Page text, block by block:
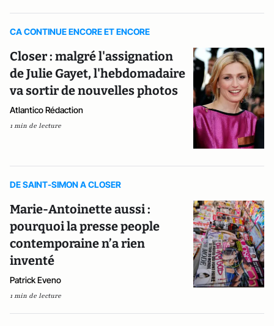
CA CONTINUE ENCORE ET ENCORE
Closer : malgré l'assignation
de Julie Gayet, l'hebdomadaire
va sortir de nouvelles photos
Atlantico Rédaction
1 min de lecture
DE SAINT-SIMON A CLOSER
Marie-Antoinette aussi :
pourquoi la presse people
contemporaine n’a rien
inventé
Patrick Eveno
1 min de lecture